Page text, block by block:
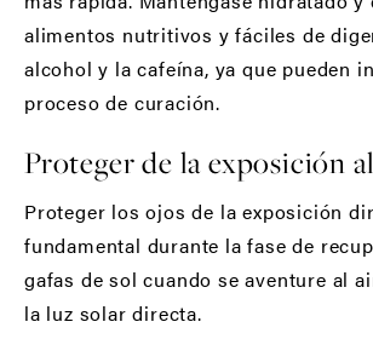
alimentos nutritivos y fáciles de
alcohol y la cafeína, ya que pueden
proceso de curación.
Proteger de la exposición
Proteger los ojos de la exposición
fundamental durante la fase de
gafas de sol cuando se aventure al
la luz solar directa.